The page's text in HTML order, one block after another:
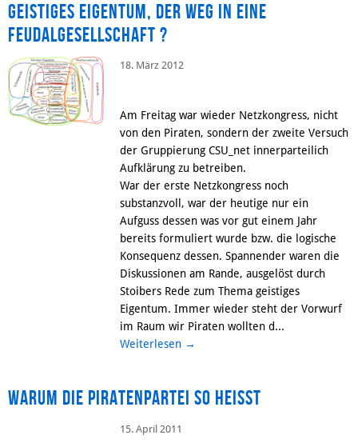
Geistiges Eigentum, der Weg in eine
Feudalgesellschaft ?
18. März 2012
Am Freitag war wieder Netzkongress, nicht
von den Piraten, sondern der zweite Versuch
der Gruppierung CSU_net innerparteilich
Aufklärung zu betreiben.
War der erste Netzkongress noch
substanzvoll, war der heutige nur ein
Aufguss dessen was vor gut einem Jahr
bereits formuliert wurde bzw. die logische
Konsequenz dessen. Spannender waren die
Diskussionen am Rande, ausgelöst durch
Stoibers Rede zum Thema geistiges
Eigentum. Immer wieder steht der Vorwurf
im Raum wir Piraten wollten d...
Weiterlesen →
Warum die Piratenpartei so heisst
15. April 2011